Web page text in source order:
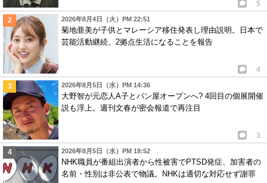
5
2026年8月4日（火）PM 22:51
菊地亜美が子供とマレーシア移住発表し理由説明。日本で
芸能活動継続、2拠点生活になることを報告
4
2026年8月5日（水）PM 14:36
大野智が元恋人A子とパン屋オープンへ? 4回目の個展開催
説も浮上。週刊文春が密会報道で再注目
3
2026年8月5日（水）PM 18:52
NHK職員が番組出演者から性被害でPTSD発症、加害者の
名前・性別は非公表で物議。NHKは適切な対応せず謝罪